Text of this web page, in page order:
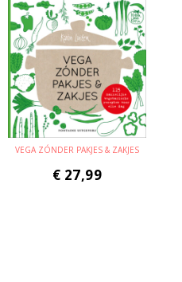
VEGA ZÓNDER PAKJES & ZAKJES
€ 27,99